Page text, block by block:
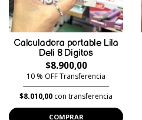
Calculadora portable Lila
Deli 8 Digitos
$8.900,00
10 % OFF Transferencia
$8.010,00 con transferencia
COMPRAR